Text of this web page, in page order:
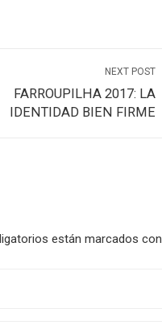
NEXT POST
FARROUPILHA 2017: LA
IDENTIDAD BIEN FIRME
están marcados con